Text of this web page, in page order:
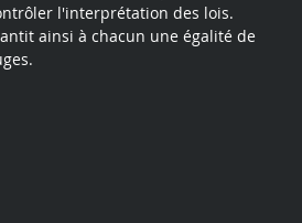
l'interprétation des lois.
ainsi à chacun une égalité de